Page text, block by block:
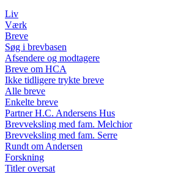
Liv
Værk
Breve
Søg i brevbasen
Afsendere og modtagere
Breve om HCA
Ikke tidligere trykte breve
Alle breve
Enkelte breve
Partner H.C. Andersens Hus
Brevveksling med fam. Melchior
Brevveksling med fam. Serre
Rundt om Andersen
Forskning
Titler oversat